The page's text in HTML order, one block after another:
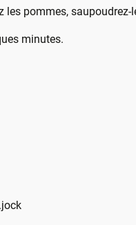
les pommes, saupoudrez-
minutes.